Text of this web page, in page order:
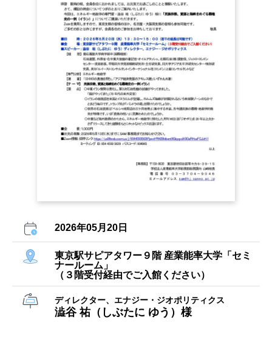
2026年05月20日
東京駅サピアタワー９階 産業能率大学「セミ
ナールーム」
（３階受付経由でご入館ください）
ディレクター、エナジー・ジオポリティクス
澁谷 祐（しぶたに ゆう）様